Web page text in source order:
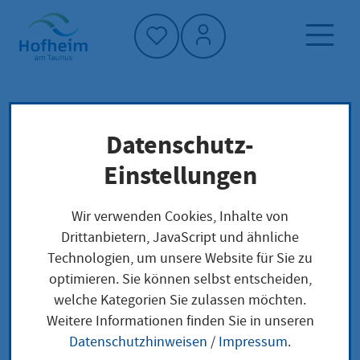
Startseite"
Dienstleistung-Finder
Lokale Anliegen
Erlaubnis zum Führen der Berufsbezeichnung
Logopädin/ Logopäde beantragen
Erlaubnis zum Führen
der
Datenschutz-
Einstellungen
Wir verwenden Cookies, Inhalte von
Drittanbietern, JavaScript und ähnliche
Technologien, um unsere Website für Sie zu
optimieren. Sie können selbst entscheiden,
welche Kategorien Sie zulassen möchten.
Weitere Informationen finden Sie in unseren
Datenschutzhinweisen / Impressum.